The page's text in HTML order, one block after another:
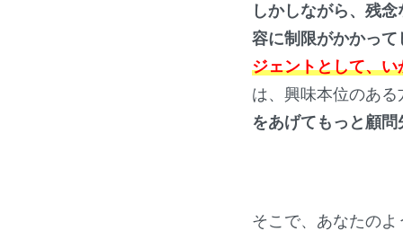
しかしながら、残
容に制限がかかって
ジェントとして、
は、興味本位のある
をあげてもっと顧
そこで、あなたの